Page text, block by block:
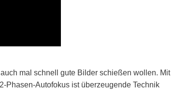
mal schnell gute Bilder schießen wollen. Mit
Phasen-Autofokus ist überzeugende Technik